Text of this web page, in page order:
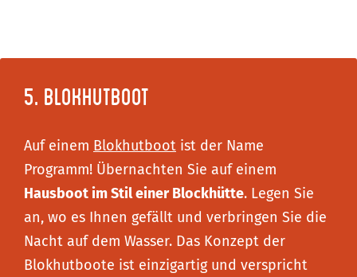
5. Blokhutboot
Auf einem Blokhutboot ist der Name
Programm! Übernachten Sie auf einem
Hausboot im Stil einer Blockhütte. Legen Sie
an, wo es Ihnen gefällt und verbringen Sie die
Nacht auf dem Wasser. Das Konzept der
Blokhutboote ist einzigartig und verspricht